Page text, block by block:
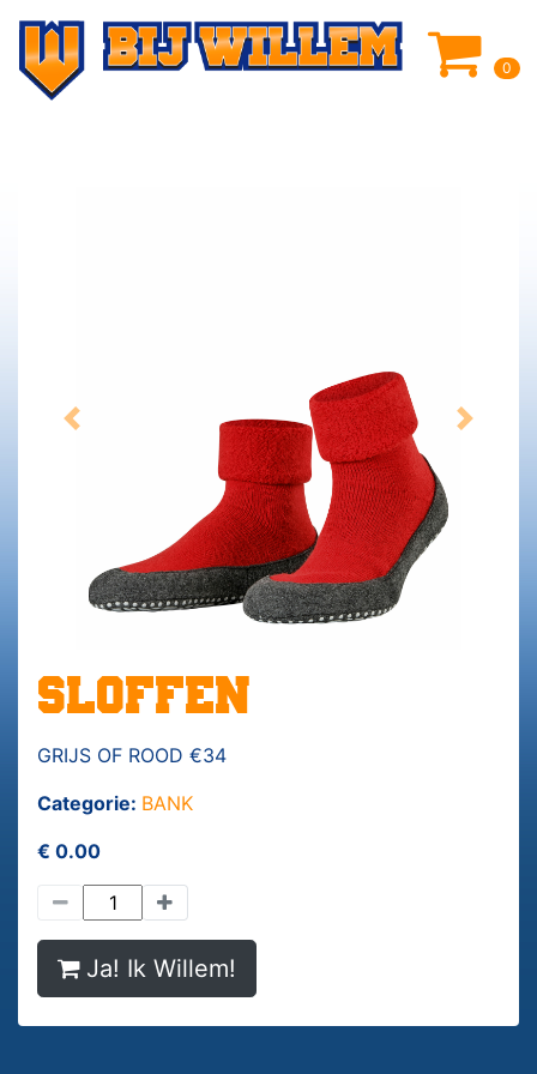
0
Previous Next
SLOFFEN
GRIJS OF ROOD €34
Categorie: BANK
€ 0.00
Ja! Ik Willem!